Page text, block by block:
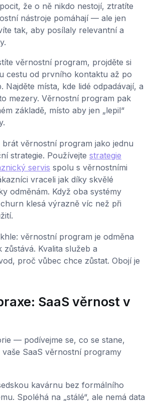
že o ně nikdo nestojí, ztratíte
nástroje pomáhají — ale jen
tak, aby posílaly relevantní a
věrnostní program, projděte si
cestu od prvního kontaktu až po
Najděte místa, kde lidé odpadávají, a
mezery. Věrnostní program pak
základě, místo aby jen „lepil“
brát věrnostní program jako jednu
strategie. Používejte strategie
servis spolu s věrnostními
vraceli jak díky skvělé
odměnám. Když oba systémy
klesá výrazně víc než při
věrnostní program je odměna
Kvalita služeb a
proč vůbec chce zůstat. Obojí je
SaaS věrnost v
— podívejme se, co se stane,
SaaS věrnostní programy
kavárnu bez formálního
Spoléhá na „stálé“, ale nemá data